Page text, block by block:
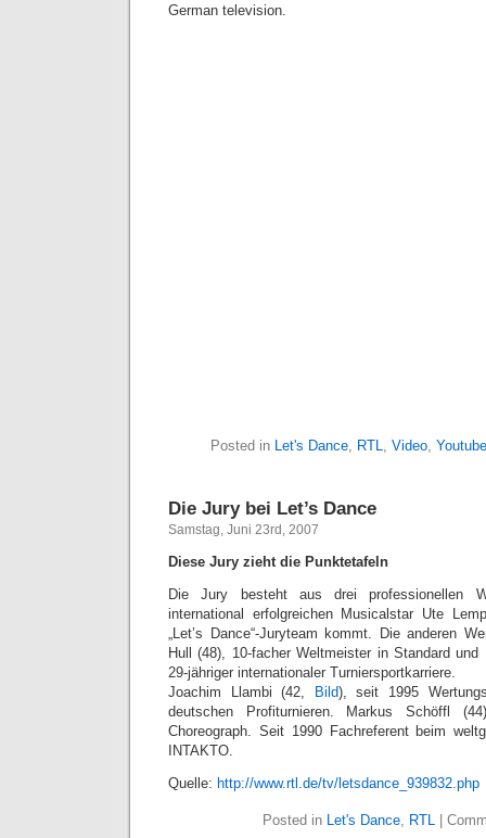
German television.
Posted in Let's Dance, RTL, Video, Youtube
Die Jury bei Let’s Dance
Samstag, Juni 23rd, 2007
Diese Jury zieht die Punktetafeln
Die Jury besteht aus drei professionellen
international erfolgreichen Musicalstar Ute
„Let’s Dance“-Juryteam kommt. Die anderen
Hull (48), 10-facher Weltmeister in Standard
29-jähriger internationaler Turniersportkarriere.
Joachim Llambi (42,
Bild), seit 1995
deutschen Profiturnieren. Markus Schöffl
Choreograph. Seit 1990 Fachreferent beim
INTAKTO.
Quelle: http://www.rtl.de/tv/letsdance_939832.php
Posted in Let's Dance, RTL|